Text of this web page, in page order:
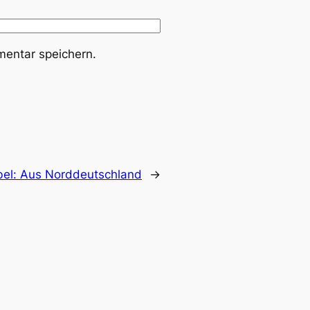
speichern.
Aus Norddeutschland →